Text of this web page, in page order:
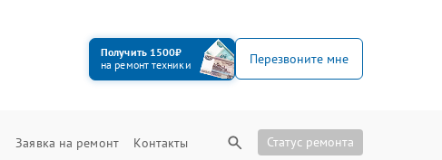
Получить 1500₽
на ремонт техники
Перезвоните мне
Заявка на ремонт Контакты Статус ремонта